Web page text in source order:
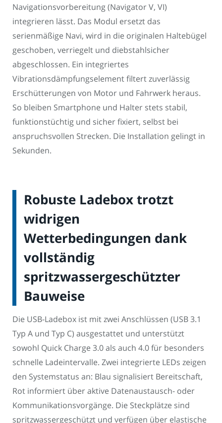
Navigationsvorbereitung (Navigator V, VI)
integrieren lässt. Das Modul ersetzt das
serienmäßige Navi, wird in die originalen Haltebügel
geschoben, verriegelt und diebstahlsicher
abgeschlossen. Ein integriertes
Vibrationsdämpfungselement filtert zuverlässig
Erschütterungen von Motor und Fahrwerk heraus.
So bleiben Smartphone und Halter stets stabil,
funktionstüchtig und sicher fixiert, selbst bei
anspruchsvollen Strecken. Die Installation gelingt in
Sekunden.
Robuste Ladebox trotzt
widrigen
Wetterbedingungen dank
vollständig
spritzwassergeschützter
Bauweise
Die USB-Ladebox ist mit zwei Anschlüssen (USB 3.1
Typ A und Typ C) ausgestattet und unterstützt
sowohl Quick Charge 3.0 als auch 4.0 für besonders
schnelle Ladeintervalle. Zwei integrierte LEDs zeigen
den Systemstatus an: Blau signalisiert Bereitschaft,
Rot informiert über aktive Datenaustausch- oder
Kommunikationsvorgänge. Die Steckplätze sind
spritzwassergeschützt und verfügen über elastische